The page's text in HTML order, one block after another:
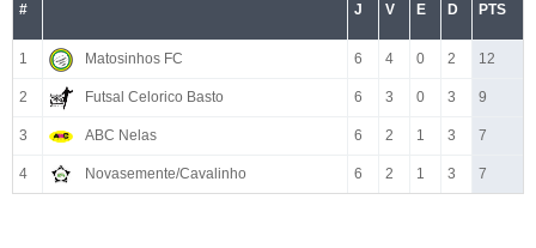
# J V E D PTS
1 Matosinhos FC 6 4 0 2 12
2 Futsal Celorico Basto 6 3 0 3 9
3 ABC Nelas 6 2 1 3 7
4 Novasemente/Cavalinho 6 2 1 3 7